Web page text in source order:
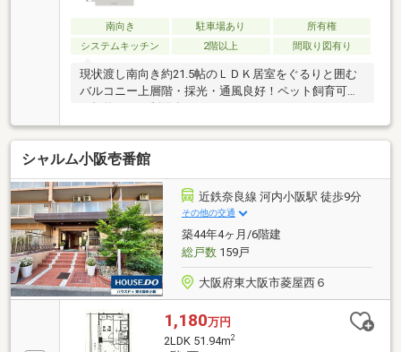
件の詳細及び内覧希望のお問い合わせにつきましては
担当までお願いいたします。（フリーコール ０１２
０－１０９－２２９）
南向き 駐車場あり
所有権
システムキッチン
2階以上 間取り図有り
現状渡し南向き約21.5帖のＬＤＫ居室をぐるりと囲む
バルコニー上層階・採光・通風良好！ペット飼育可
シャルム小阪壱番館
近鉄奈良線 河内小阪駅 徒歩9分
その他の交通
築44年4ヶ月/6階建
総戸数159戸
大阪府東大阪市菱屋西６
1,180万円
2LDK 51.94m2